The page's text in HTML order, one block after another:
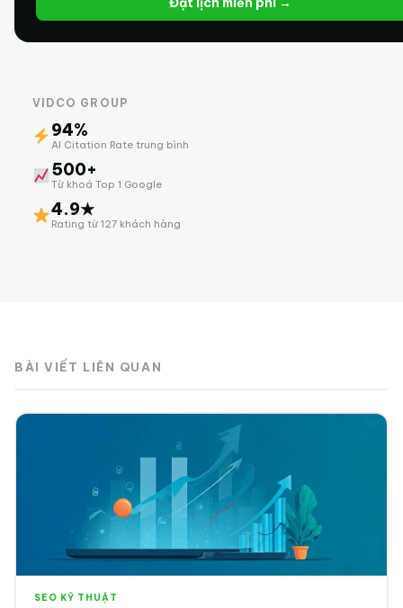
VIDCO GROUP
94%
AI Citation Rate trung bình
500+
Từ khoá Top 1 Google
4.9★
Rating từ 127 khách hàng
BÀI VIẾT LIÊN QUAN
SEO KỸ THUẬT